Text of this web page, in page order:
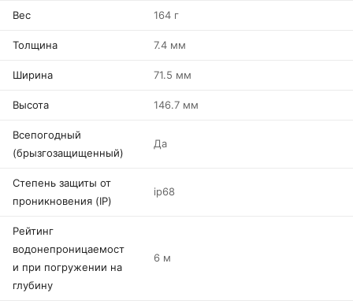
Вес 164 г
Толщина 7.4 мм
Ширина 71.5 мм
Высота 146.7 мм
Всепогодный
(брызгозащищенный)
Да
Степень защиты от
проникновения (IP)
ip68
Рейтинг
водонепроницаемост
и при погружении на
глубину
6 м